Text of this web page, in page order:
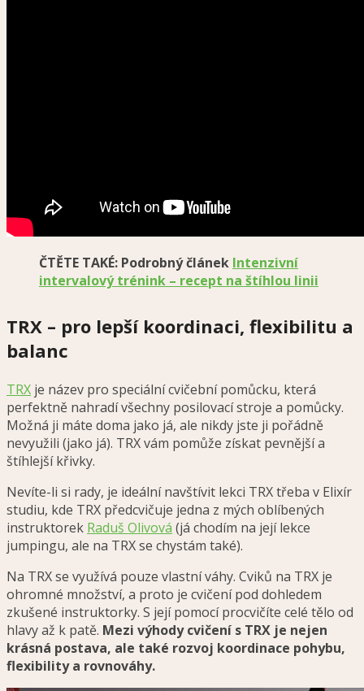
ČTĚTE TAKÉ: Podrobný článek Intenzivní
intervalový trénink – recept na štíhlou linii
TRX – pro lepší koordinaci, flexibilitu a
balanc
TRX je název pro speciální cvičební pomůcku, která
perfektně nahradí všechny posilovací stroje a pomůcky.
Možná ji máte doma jako já, ale nikdy jste ji pořádně
nevyužili (jako já). TRX vám pomůže získat pevnější a
štíhlejší křivky.
Nevíte-li si rady, je ideální navštívit lekci TRX třeba v Elixír
studiu, kde TRX předcvičuje jedna z mých oblíbených
instruktorek Raduš Olivová (já chodím na její lekce
jumpingu, ale na TRX se chystám také).
Na TRX se využívá pouze vlastní váhy. Cviků na TRX je
ohromné množství, a proto je cvičení pod dohledem
zkušené instruktorky. S její pomocí procvičíte celé tělo od
hlavy až k patě. Mezi výhody cvičení s TRX je nejen
krásná postava, ale také rozvoj koordinace pohybu,
flexibility a rovnováhy.